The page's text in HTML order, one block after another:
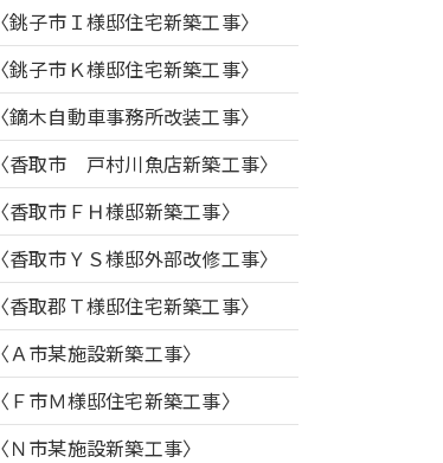
〈銚子市Ｉ様邸住宅新築工事〉
〈銚子市Ｋ様邸住宅新築工事〉
〈鏑木自動車事務所改装工事〉
〈香取市 戸村川魚店新築工事〉
〈香取市ＦＨ様邸新築工事〉
〈香取市ＹＳ様邸外部改修工事〉
〈香取郡Ｔ様邸住宅新築工事〉
〈Ａ市某施設新築工事〉
〈Ｆ市Ｍ様邸住宅新築工事〉
〈Ｎ市某施設新築工事〉